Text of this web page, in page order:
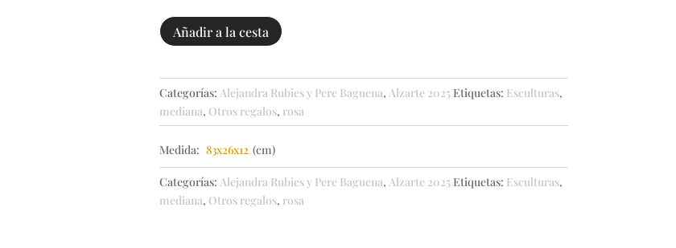
Teia
Wesen
cantidad
Añadir a la cesta
Categorías: Alejandra Rubies y Pere Baguena, Alzarte 2025 Etiquetas: Esculturas,
mediana, Otros regalos, rosa
Medida: 83x26x12 (cm)
Categorías: Alejandra Rubies y Pere Baguena, Alzarte 2025 Etiquetas: Esculturas,
mediana, Otros regalos, rosa